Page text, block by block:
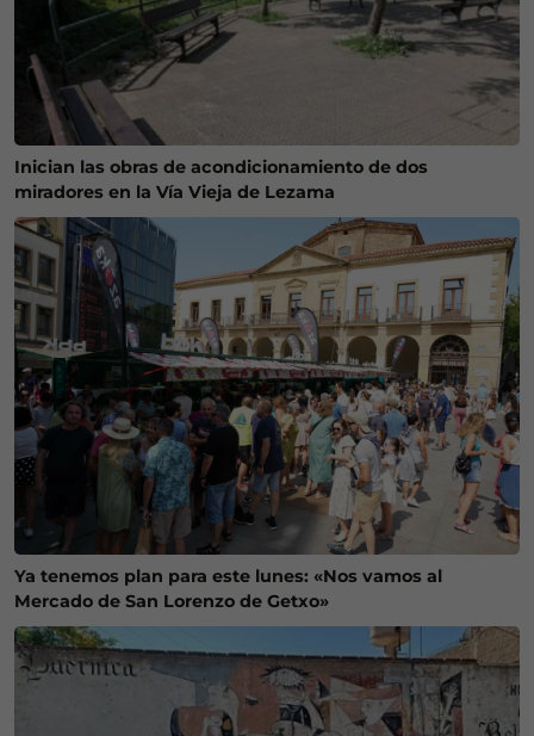
Inician las obras de acondicionamiento de dos
miradores en la Vía Vieja de Lezama
Ya tenemos plan para este lunes: «Nos vamos al
Mercado de San Lorenzo de Getxo»